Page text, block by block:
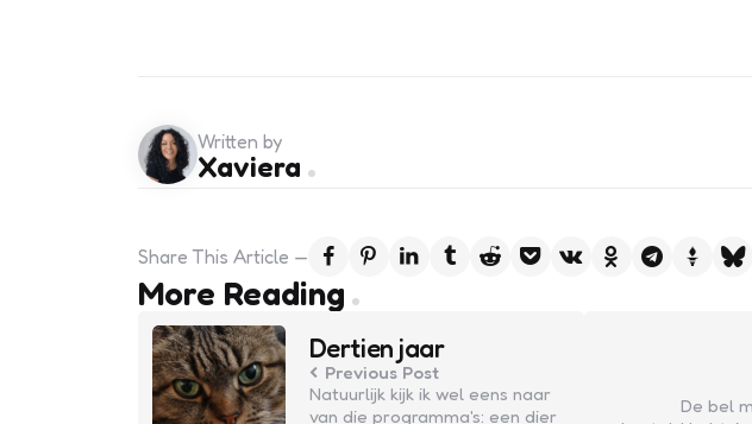
Written by
Xaviera
Share This Article
More Reading
Post
navigationDertien jaar
Previous Post
Natuurlijk kijk ik wel eens naar
van die programma's: een dier
De bel